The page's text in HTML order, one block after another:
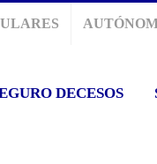
DECESOS